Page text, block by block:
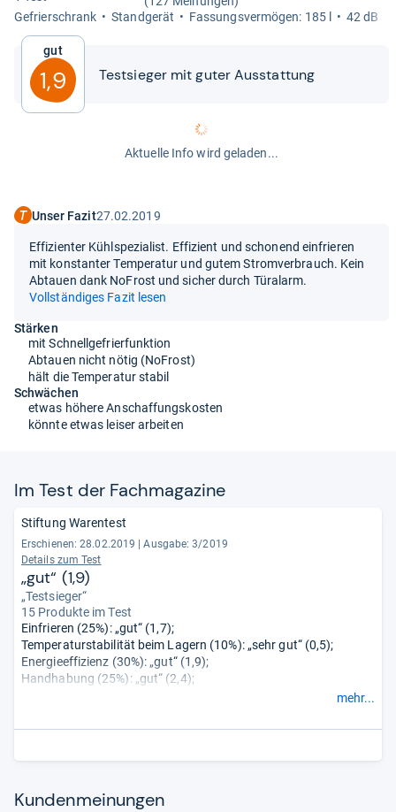
Gefrier­schrank
Stand­ge­rät Fas­sungs­ver­mö­gen: 185 l 42 dB
Gut
1,9 Test­sie­ger mit guter Aus­stat­tung
Aktuelle Info wird geladen...
Unser Fazit27.02.2019
Effizienter Kühlspezialist. Effizient und schonend einfrieren
mit konstanter Temperatur und gutem Stromverbrauch. Kein
Abtauen dank NoFrost und sicher durch Türalarm.
Vollständiges Fazit lesen
Stärken
mit Schnellgefrierfunktion
Abtauen nicht nötig (NoFrost)
hält die Temperatur stabil
Schwächen
etwas höhere Anschaffungskosten
könnte etwas leiser arbeiten
Im Test der Fach­ma­ga­zine
Stiftung Warentest
Erschienen: 28.02.2019 | Ausgabe: 3/2019
Details zum Test
„gut“ (1,9)
„Testsieger“
15 Produkte im Test
Einfrieren (25%): „gut“ (1,7);
Temperaturstabilität beim Lagern (10%): „sehr gut“ (0,5);
Energieeffizienz (30%): „gut“ (1,9);
Handhabung (25%): „gut“ (2,4);
mehr...
Kun­den­mei­nun­gen